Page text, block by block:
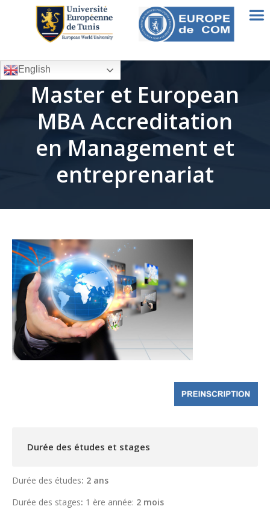
Master et European
MBA Accreditation
en Management et
entreprenariat
Durée des études et stages
Durée des études: 2 ans
Durée des stages: 1 ère année: 2 mois
English